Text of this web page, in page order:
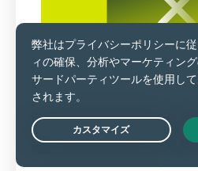
プライバシーリ